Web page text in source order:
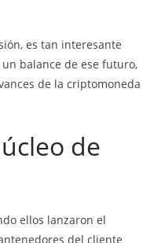
es tan interesante
balance de ese futuro,
de la criptomoneda
de
ellos lanzaron el
del cliente